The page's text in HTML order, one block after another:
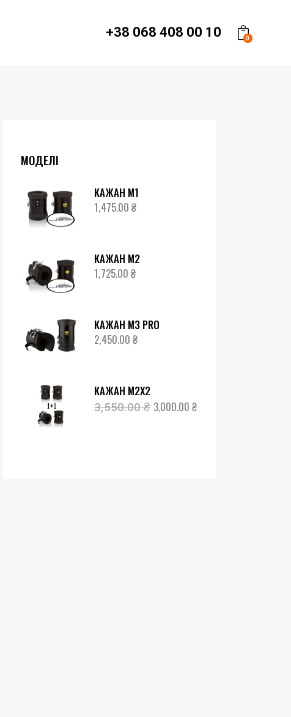
+38 068 408 00 10 0
МОДЕЛІ
КАЖАН М1
1,475.00₴
КАЖАН М2
1,725.00₴
КАЖАН М3 PRO
2,450.00₴
КАЖАН М2Х2
3,550.00₴ 3,000.00₴